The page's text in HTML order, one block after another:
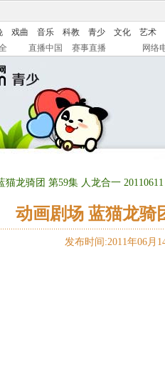
戏曲 音乐 科教 青少 文化
艺术
直播中国 赛事直播 网络
猫龙骑团 第59集 人龙合一 20110611
动画剧场 蓝猫龙骑
发布时间:2011年06月